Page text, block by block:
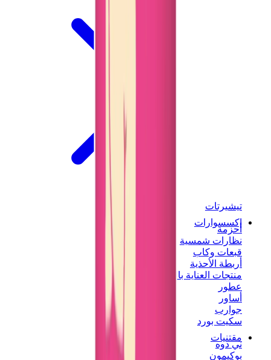
تيشيرتات
إكسسوارات
أحزمة
نظارات شمسية
قبعات وكاب
أربطة الأحذية
منتجات العناية بالسنيكرز
عطور
أساور
جوارب
سكيت بورد
مقتنيات
ني دوه
بوكيمون